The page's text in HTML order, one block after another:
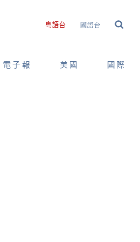
粵語台 國語台
電子報 美國 國際